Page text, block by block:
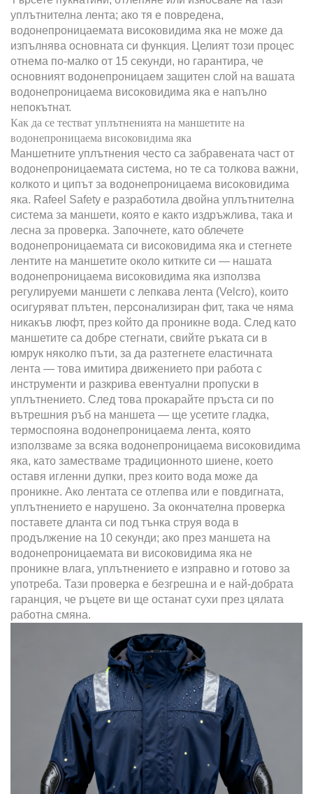
уплътнителна лента; ако тя е повредена,
водонепроницаемата високовидима яка не може да
изпълнява основната си функция. Целият този процес
отнема по-малко от 15 секунди, но гарантира, че
основният водонепроницаем защитен слой на вашата
водонепроницаема високовидима яка е напълно
непокътнат.
Как да се тестват уплътненията на маншетите на
водонепроницаема високовидима яка
Маншетните уплътнения често са забравената част от
водонепроницаемата система, но те са толкова важни,
колкото и ципът за водонепроницаема високовидима
яка. Rafeel Safety е разработила двойна уплътнителна
система за маншети, която е както издръжлива, така и
лесна за проверка. Започнете, като облечете
водонепроницаемата си високовидима яка и стегнете
лентите на маншетите около китките си — нашата
водонепроницаема високовидима яка използва
регулируеми маншети с лепкава лента (Velcro), които
осигуряват плътен, персонализиран фит, така че няма
никакъв люфт, през който да проникне вода. След като
маншетите са добре стегнати, свийте ръката си в
юмрук няколко пъти, за да разтегнете еластичната
лента — това имитира движението при работа с
инструменти и разкрива евентуални пропуски в
уплътнението. След това прокарайте пръста си по
вътрешния ръб на маншета — ще усетите гладка,
термоспояна водонепроницаема лента, която
използваме за всяка водонепроницаема високовидима
яка, като заместваме традиционното шиене, което
оставя игленни дупки, през които вода може да
проникне. Ако лентата се отлепва или е повдигната,
уплътнението е нарушено. За окончателна проверка
поставете дланта си под тънка струя вода в
продължение на 10 секунди; ако през маншета на
водонепроницаемата ви високовидима яка не
проникне влага, уплътнението е изправно и готово за
употреба. Тази проверка е безгрешна и е най-добрата
гаранция, че ръцете ви ще останат сухи през цялата
работна смяна.